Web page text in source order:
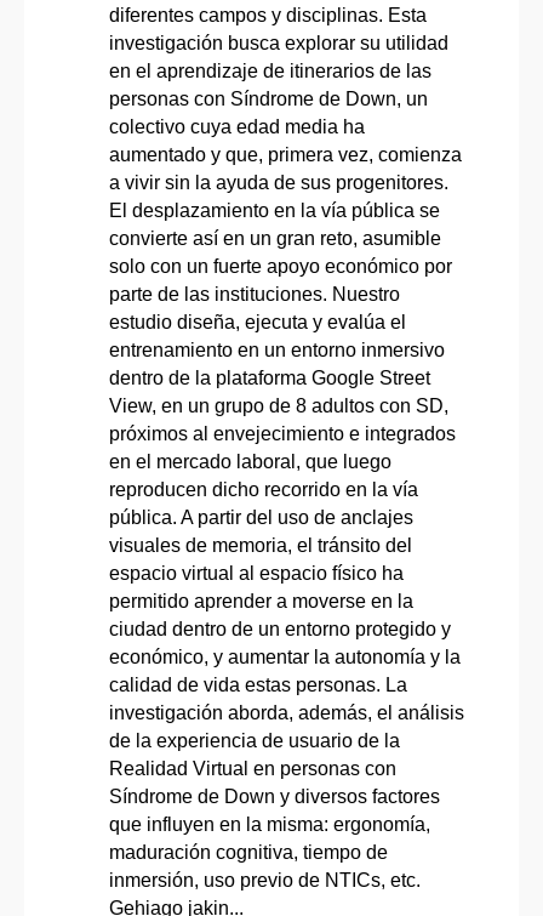
diferentes campos y disciplinas. Esta
investigación busca explorar su utilidad
en el aprendizaje de itinerarios de las
personas con Síndrome de Down, un
colectivo cuya edad media ha
aumentado y que, primera vez, comienza
a vivir sin la ayuda de sus progenitores.
El desplazamiento en la vía pública se
convierte así en un gran reto, asumible
solo con un fuerte apoyo económico por
parte de las instituciones. Nuestro
estudio diseña, ejecuta y evalúa el
entrenamiento en un entorno inmersivo
dentro de la plataforma Google Street
View, en un grupo de 8 adultos con SD,
próximos al envejecimiento e integrados
en el mercado laboral, que luego
reproducen dicho recorrido en la vía
pública. A partir del uso de anclajes
visuales de memoria, el tránsito del
espacio virtual al espacio físico ha
permitido aprender a moverse en la
ciudad dentro de un entorno protegido y
económico, y aumentar la autonomía y la
calidad de vida estas personas. La
investigación aborda, además, el análisis
de la experiencia de usuario de la
Realidad Virtual en personas con
Síndrome de Down y diversos factores
que influyen en la misma: ergonomía,
maduración cognitiva, tiempo de
inmersión, uso previo de NTICs, etc.
Gehiago jakin...